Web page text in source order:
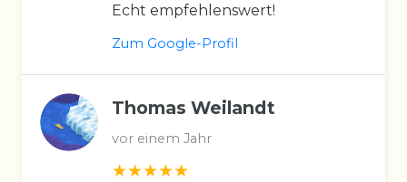
Echt empfehlenswert!
Zum Google-Profil
Thomas Weilandt
vor einem Jahr